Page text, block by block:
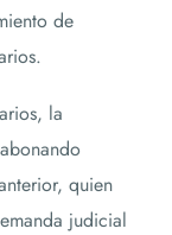
de
la
quien
judicial